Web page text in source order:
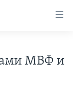
МВФ и